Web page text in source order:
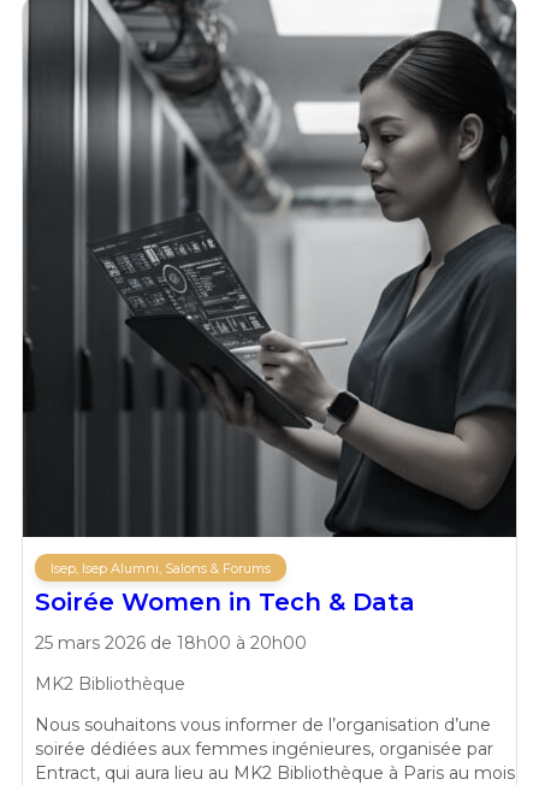
Isep, Isep Alumni, Salons & Forums
Soirée Women in Tech & Data
25 mars 2026 de 18h00 à 20h00
MK2 Bibliothèque
Nous souhaitons vous informer de l’organisation d’une
soirée dédiées aux femmes ingénieures, organisée par
Entract, qui aura lieu au MK2 Bibliothèque à Paris au mois